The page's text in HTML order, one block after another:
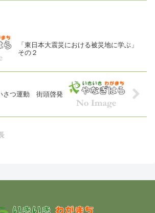
「東日本大震災における被災地に学ぶ」
その２
さつ運動 街頭啓発